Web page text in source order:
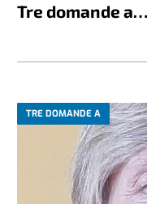
Tre domande
TRE DOMANDE A